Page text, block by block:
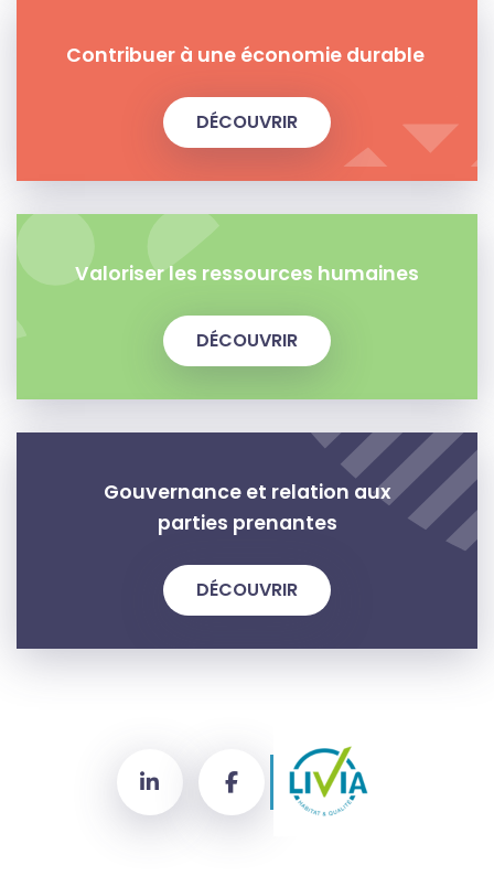
Contribuer à une économie durable
DÉCOUVRIR
Valoriser les ressources humaines
DÉCOUVRIR
Gouvernance et relation aux
parties prenantes
DÉCOUVRIR